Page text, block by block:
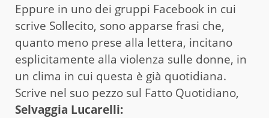
Eppure in uno dei gruppi Facebook in cui
scrive Sollecito, sono apparse frasi che,
quanto meno prese alla lettera, incitano
esplicitamente alla violenza sulle donne, in
un clima in cui questa è già quotidiana.
Scrive nel suo pezzo sul Fatto Quotidiano,
Selvaggia Lucarelli: